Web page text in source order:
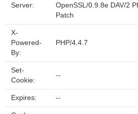
Server:
OpenSSL/0.9.8e DAV/2
Patch
X-
Powered-
By:
PHP/4.4.7
Set-
Cookie:
--
Expires: --